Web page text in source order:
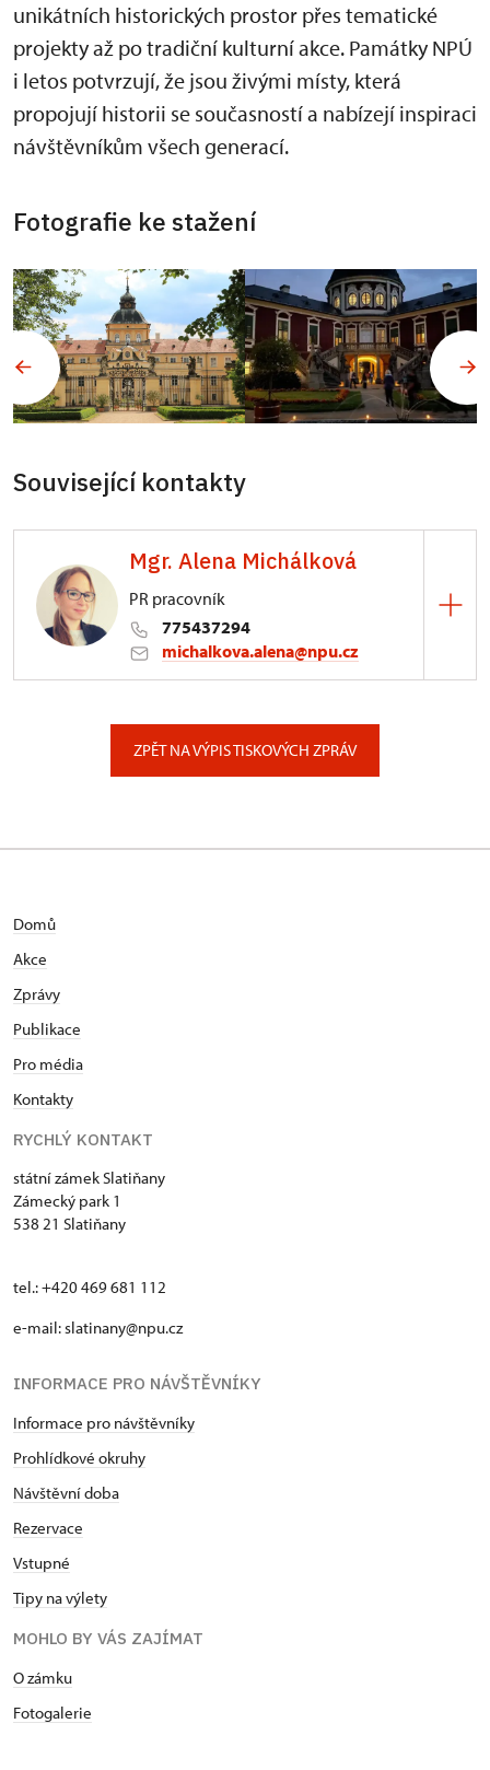
unikátních historických prostor přes tematické
projekty až po tradiční kulturní akce. Památky NPÚ
i letos potvrzují, že jsou živými místy, která
propojují historii se současností a nabízejí inspiraci
návštěvníkům všech generací.
Fotografie ke stažení
Související kontakty
Mgr. Alena Michálková
PR pracovník
775437294
michalkova.alena@npu.cz
ZPĚT NA VÝPIS TISKOVÝCH ZPRÁV
Domů
Akce
Zprávy
Publikace
Pro média
Kontakty
RYCHLÝ KONTAKT
státní zámek Slatiňany
Zámecký park 1
538 21 Slatiňany
tel.: +420 469 681 112
e-mail: slatinany@npu.cz
INFORMACE PRO NÁVŠTĚVNÍKY
Informace pro návštěvníky
Prohlídkové okruhy
Návštěvní doba
Rezervace
Vstupné
Tipy na výlety
MOHLO BY VÁS ZAJÍMAT
O zámku
Fotogalerie